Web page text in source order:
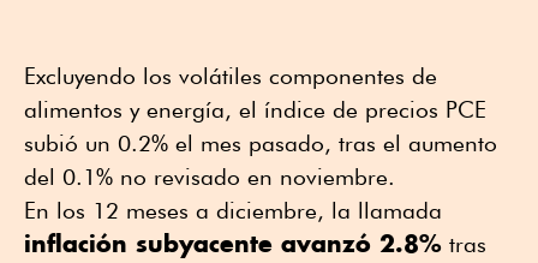
Excluyendo los volátiles componentes de
alimentos y energía, el índice de precios PCE
subió un 0.2% el mes pasado, tras el aumento
del 0.1% no revisado en noviembre.
En los 12 meses a diciembre, la llamada
inflación subyacente avanzó 2.8% tras